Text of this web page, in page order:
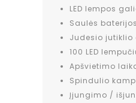
LED lempos
Saulės
Judesio
100 LED
Apšvietimo
Spindulio
Įjungimo /